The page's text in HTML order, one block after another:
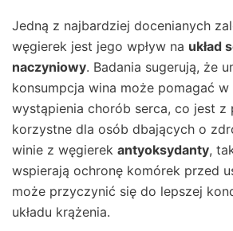
Jedną z najbardziej docenianych
węgierek jest jego wpływ na układ
naczyniowy. Badania sugerują, że
konsumpcja wina może pomagać
wystąpienia chorób serca, co jest z
korzystne dla osób dbających o
winie z węgierek antyoksydanty,
wspierają ochronę komórek przed
może przyczynić się do lepszej
układu krążenia.